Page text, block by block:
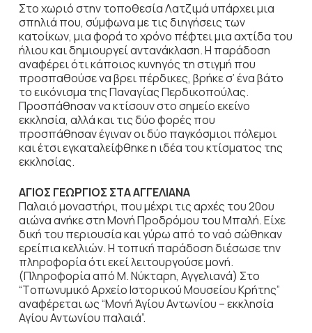
Στο χωριό στην τοποθεσία Λατζιμά υπάρχει μια
σπηλιά που, σύμφωνα με τις διηγήσεις των
κατοίκων, μια φορά το χρόνο πέφτει μια αχτίδα του
ήλιου και δημιουργεί αντανάκλαση. Η παράδοση
αναφέρει ότι κάποιος κυνηγός τη στιγμή που
προσπαθούσε να βρει πέρδικες, βρήκε σ’ ένα βάτο
το εικόνισμα της Παναγίας Περδικοπούλας.
Προσπάθησαν να κτίσουν στο σημείο εκείνο
εκκλησία, αλλά και τις δύο φορές που
προσπάθησαν έγιναν οι δύο παγκόσμιοι πόλεμοι
και έτσι εγκαταλείφθηκε η ιδέα του κτίσματος της
εκκλησίας.
ΑΓΙΟΣ ΓΕΩΡΓΙΟΣ ΣΤΑ ΑΓΓΕΛΙΑΝΑ
Παλαιό μοναστήρι, που μέχρι τις αρχές του 20ου
αιώνα ανήκε στη Μονή Προδρόμου του Μπαλή. Είχε
δική του περιουσία και γύρω από το ναό σώθηκαν
ερείπια κελλιών. Η τοπική παράδοση διέσωσε την
πληροφορία ότι εκεί λειτουργούσε μονή.
(Πληροφορία από Μ. Νύκταρη, Αγγελιανά) Στο
“Tοπωνυμικό Αρχείο Ιστορικού Μουσείου Κρήτης”
αναφέρεται ως “Μονή Άγίου Αντωνίου – εκκλησία
Αγίου Αντωνίου παλαιά”.